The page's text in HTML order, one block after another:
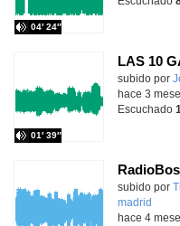
04′ 24″
LAS 10
Contenido
subido por
01′ 39″
hace 3
Escuchado
Contenido
subido por
madrid
hace 4